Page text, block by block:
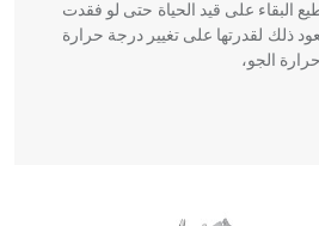
البقاء على قيد الحياة حتى لو فقدت
ذلك لقدرتها على تغيير درجة حرارة
الجو،
ورسالته في جروح الرأس. ويعود